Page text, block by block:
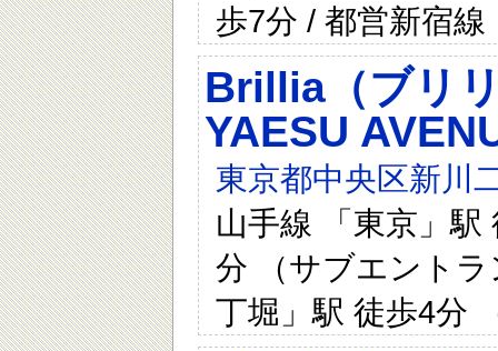
歩7分 / 都営新宿
Brillia（ブリ
YAESU
東京都中央区新川
山手線 「東京」駅
分 （サブエント
丁堀」駅 徒歩4分